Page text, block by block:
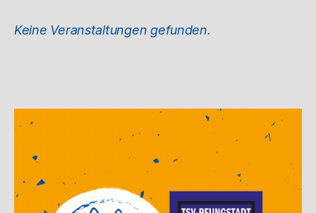
Keine Veranstaltungen gefunden.